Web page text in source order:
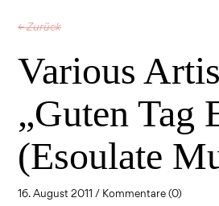
← Zurück
Various
„Guten Tag
(Esoulate
16. August 2011 / Kommentare (0)